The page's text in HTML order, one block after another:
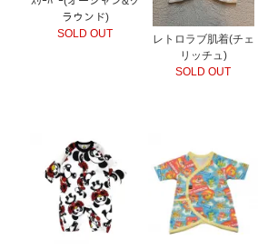
ラウンド)
SOLD OUT
レトロラブ肌着(チェ
リッチュ)
SOLD OUT